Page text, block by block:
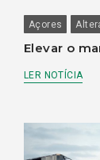
Açores
Elevar o
LER NOTÍCIA